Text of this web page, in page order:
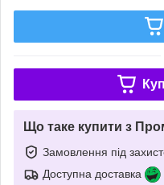
Що таке купити з
Замовлення під
Доступна доставка